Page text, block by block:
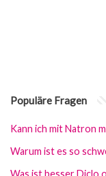
Populäre Fragen
Kann ich mit Natron
Warum ist es so